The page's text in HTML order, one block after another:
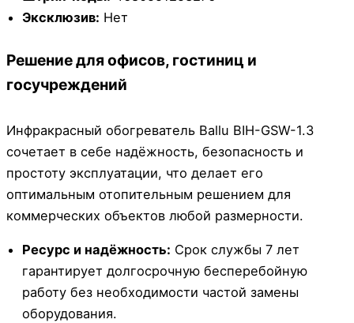
Эксклюзив: Нет
Решение для офисов, гостиниц и
госучреждений
Инфракрасный обогреватель Ballu BIH-GSW-1.3
сочетает в себе надёжность, безопасность и
простоту эксплуатации, что делает его
оптимальным отопительным решением для
коммерческих объектов любой размерности.
Ресурс и надёжность: Срок службы 7 лет
гарантирует долгосрочную бесперебойную
работу без необходимости частой замены
оборудования.